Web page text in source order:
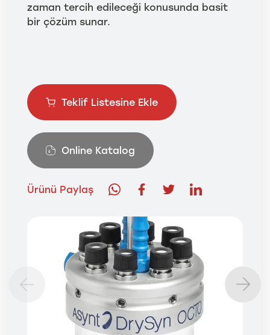
zaman tercih edileceği konusunda basit
bir çözüm sunar.
Teklif Listesine Ekle
Online Katalog
Ürünü Paylaş